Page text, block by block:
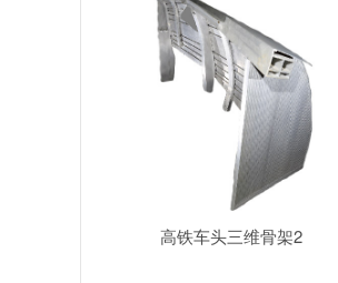
高铁车头三维骨架2